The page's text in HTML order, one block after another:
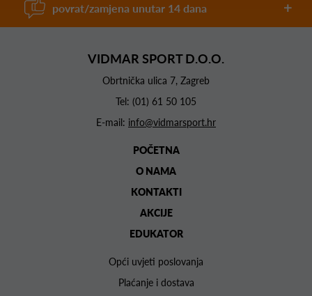
povrat/zamjena unutar 14 dana
VIDMAR SPORT D.O.O.
Obrtnička ulica 7, Zagreb
Tel: (01) 61 50 105
E-mail: info@vidmarsport.hr
POČETNA
O NAMA
KONTAKTI
AKCIJE
EDUKATOR
Opći uvjeti poslovanja
Plaćanje i dostava